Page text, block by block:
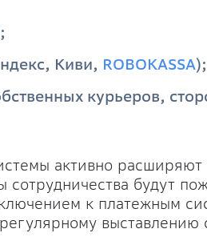
Киви, ROBOKASSA);
курьеров,
активно расширяют
будут
к платежным
выставлению